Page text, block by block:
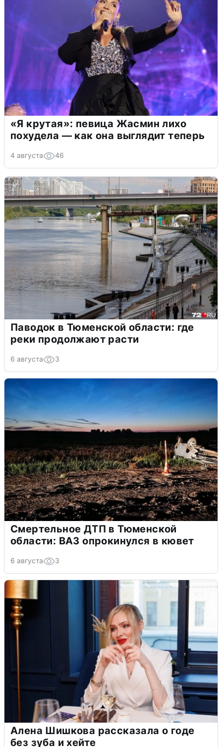
«Я крутая»: певица Жасмин лихо
похудела — как она выглядит теперь
4 августа 46
Паводок в Тюменской области: где
реки продолжают расти
6 августа 3
Смертельное ДТП в Тюменской
области: ВАЗ опрокинулся в кювет
6 августа 3
Алена Шишкова рассказала о годе
без зуба и хейте